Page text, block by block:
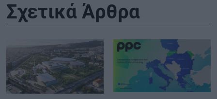
Σχετικά Άρθρα